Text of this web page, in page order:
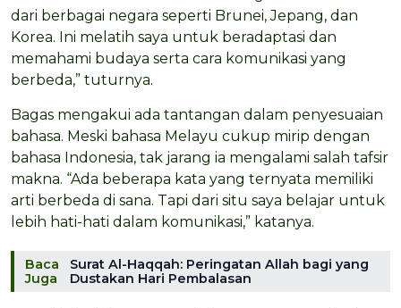
dari berbagai negara seperti Brunei, Jepang, dan
Korea. Ini melatih saya untuk beradaptasi dan
memahami budaya serta cara komunikasi yang
berbeda,” tuturnya.
Bagas mengakui ada tantangan dalam penyesuaian
bahasa. Meski bahasa Melayu cukup mirip dengan
bahasa Indonesia, tak jarang ia mengalami salah tafsir
makna. “Ada beberapa kata yang ternyata memiliki
arti berbeda di sana. Tapi dari situ saya belajar untuk
lebih hati-hati dalam komunikasi,” katanya.
Baca
Juga
Surat Al-Haqqah: Peringatan Allah bagi yang
Dustakan Hari Pembalasan